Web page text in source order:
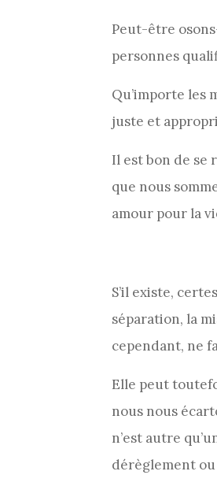
Peut-être
personnes
Qu’importe les
juste et
Il est bon de se
que nous
amour pour la
S’il existe,
séparation, la
cependant, ne
Elle peut
nous nous
n’est autre
dérèglement